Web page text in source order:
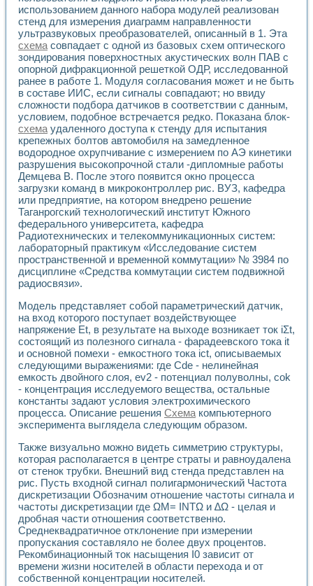
Лабораторный электрический импедансный томограф на
Микрозондовая система для характеризации
Метод траекторий в исследовании
Промышленная автоматизация
Автоматизация технологических процессов получения
Использование систем технического зрения для контроля
Исследование электромагнитных переходных процессов
Применение LabVIEW при разработке обучающих
Разработка виртуальных тренажеров путем
Система блокировок, сигнализации и защиты ускорителя
Система сбора данных и управления процессом
Управление температурой газовой среды специальной
Разработка программного обеспечения с
Использование технологий NATIONAL INSTRUMENTS
Оборудование для промышленной термотрансферной
Автоматизация реометрических исследований на базе
Применение измерителя иммитанса для исследова¬ния
Исследование электромагнитных переходных процессов
Стенд для исследования электрических переходных
Автоматизация контроля сварных швов на базе
Измерительный контроль с применением
Моделирование надежности и эффективности систем
Лабораторные практикумы и учебные стенды
Автоматизация лабораторного стенда по измерению
Автоматизированные лабораторные комплексы для
Виртуальный прибор для исследования нелинейных
Использование виртуальных приборов в процесе
Использование программ ELECTRONICS WORKBENCH-
Лабораторный практикум по дисциплине «Цифровые
Лабораторный практикум по ИНС на основе LabVIEW
Лабораторный практикум по основам теории коммутации
Опыт использования NI LabVIEW для создания
Создание виртуальной работы «Изучение магнитных
Обратный маятник
Устройство для изучения основ интерфейсов обмена по
Лабораторный практикум: изучение адиабатического
Стенд для исследования электрических переходных
Система статистической обработки результатов
Автоматизация лазерно-плазменных измерений с
Модельно-измерительный комплекс. Назначение. Состав.
Использование технологий NATIONAL INSTRUMENTS
Учебный практикум "Спектральный и корреляционный
Учебный стенд для исследования принципа действия
использованием данного набора модулей реализован
стенд для измерения диаграмм направленности
ультразвуковых преобразователей, описанный в 1. Эта
схемасовпадает с одной из базовых схем оптического
зондирования поверхностных акустических волн ПАВ с
опорной дифракционной решеткой ОДР, исследованной
ранее в работе 1. Модуля согласования может и не быть
в составе ИИС, если сигналы совпадают; но ввиду
сложности подбора датчиков в соответствии с данным,
условием, подобное встречается редко. Показана блок-
схемаудаленного доступа к стенду для испытания
крепежных болтов автомобиля на замедленное
водородное охрупчивание с измерением по АЭ кинетики
разрушения высокопрочной стали -дипломные работы
Демцева В. После этого появится окно процесса
загрузки команд в микроконтроллер рис. ВУЗ, кафедра
или предприятие, на котором внедрено решение
Таганрогский технологический институт Южного
федерального университета, кафедра
Радиотехнических и телекоммуникационных систем:
лабораторный практикум «Исследование систем
пространственной и временной коммутации» № 3984 по
дисциплине «Средства коммутации систем подвижной
радиосвязи».
Модель представляет собой параметрический датчик,
на вход которого поступает воздействующее
напряжение Et, в результате на выходе возникает ток iΣt,
состоящий из полезного сигнала - фарадеевского тока it
и основной помехи - емкостного тока ict, описываемых
следующими выражениями: где Cdе - нелинейная
емкость двойного слоя, еv2 - потенциал полуволны, соk
- концентрация исследуемого вещества, остальные
константы задают условия электрохимического
процесса. Описание решения Схемакомпьютерного
эксперимента выглядела следующим образом.
Также визуально можно видеть симметрию структуры,
которая располагается в центре страты и равноудалена
от стенок трубки. Внешний вид стенда представлен на
рис. Пусть входной сигнал полигармонический Частота
дискретизации Обозначим отношение частоты сигнала и
частоты дискретизации где ΩM= INTΩ и ∆Ω - целая и
дробная части отношения соответственно.
Среднеквадратичное отклонение при измерении
пропускания составляло не более двух процентов.
Рекомбинационный ток насыщения I0 зависит от
времени жизни носителей в области перехода и от
собственной концентрации носителей.